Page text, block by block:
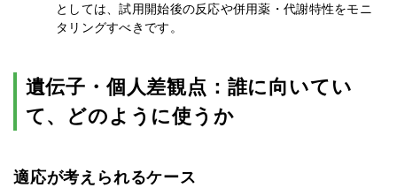
としては、試用開始後の反応や併用薬・代謝特性をモニ
タリングすべきです。
遺伝子・個人差観点：誰に向いてい
て、どのように使うか
適応が考えられるケース